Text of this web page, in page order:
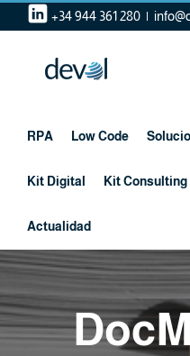
Saltar
contenido
+34 944 361 280 |
RPA Low Code
Kit Digital Kit Consulting
Actualidad